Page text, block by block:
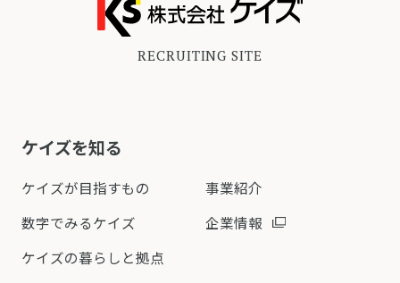
法人 日本情報経済社会推進協会
苦情の解決の申出先：認定個人情報保護
ル）
（ｇ）ご本人が個人情報を与えることの
任意性
お客様が当社に個人情報を提供されるか
どうかは、お客様の任意によるもので
RECRUITING SITE
ケイズを知る
ケイズが目指すもの
事業紹介
数字でみるケイズ
企業情報
ケイズの暮らしと拠点